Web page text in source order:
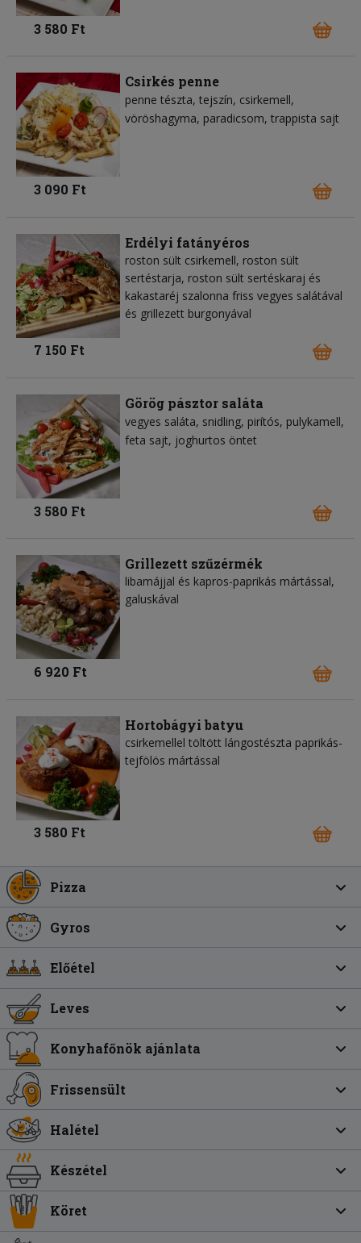
3 580 Ft
Csirkés penne
penne tészta tejszín csirkemell
vöröshagyma paradicsom trappista sajt
3 090 Ft
Erdélyi fatányéros
roston sült csirkemell, roston sült
sertéstarja, roston sült sertéskaraj és
kakastaréj szalonna friss vegyes salátával
és grillezett burgonyával
7 150 Ft
Görög pásztor saláta
vegyes saláta snidling pirítós pulykamell
feta sajt joghurtos öntet
3 580 Ft
Grillezett szűzérmék
libamájjal és kapros-paprikás mártással,
galuskával
6 920 Ft
Hortobágyi batyu
csirkemellel töltött lángostészta paprikás-
tejfölös mártással
3 580 Ft
Pizza
Gyros
Előétel
Leves
Konyhafőnök ajánlata
Frissensült
Halétel
Készétel
Köret